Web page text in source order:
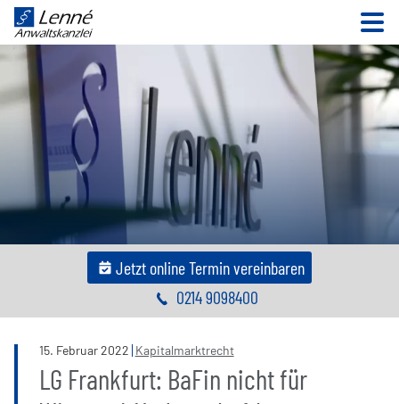
Jetzt online Termin vereinbaren
0214 9098400
15. Februar2022 Kapitalmarktrecht
LG Frankfurt: BaFin nicht für